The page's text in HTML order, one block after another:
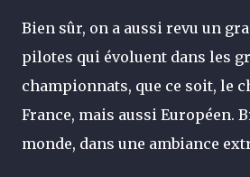
Bien sûr, on a aussi revu un
pilotes qui évoluent dans les
championnats, que ce soit, le
France, mais aussi Européen.
monde, dans une ambiance